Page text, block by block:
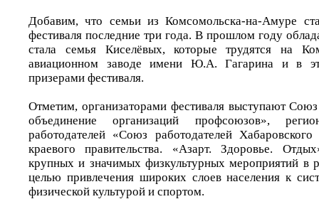
Добавим, что семьи из Комсомольска-на-Амуре
фестиваля последние три года. В прошлом году
стала семья Киселёвых, которые трудятся на
авиационном заводе имени Ю.А. Гагарина и в
призерами фестиваля.
Отметим, организаторами фестиваля выступают
объединение организаций профсоюзов»,
работодателей «Союз работодателей
краевого правительства. «Азарт. Здоровье.
крупных и значимых физкультурных мероприятий в
целью привлечения широких слоев населения к
физической культурой и спортом.